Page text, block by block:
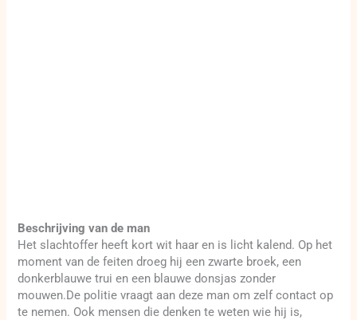
Beschrijving van de man
Het slachtoffer heeft kort wit haar en is licht kalend. Op het
moment van de feiten droeg hij een zwarte broek, een
donkerblauwe trui en een blauwe donsjas zonder
mouwen.De politie vraagt aan deze man om zelf contact op
te nemen. Ook mensen die denken te weten wie hij is,